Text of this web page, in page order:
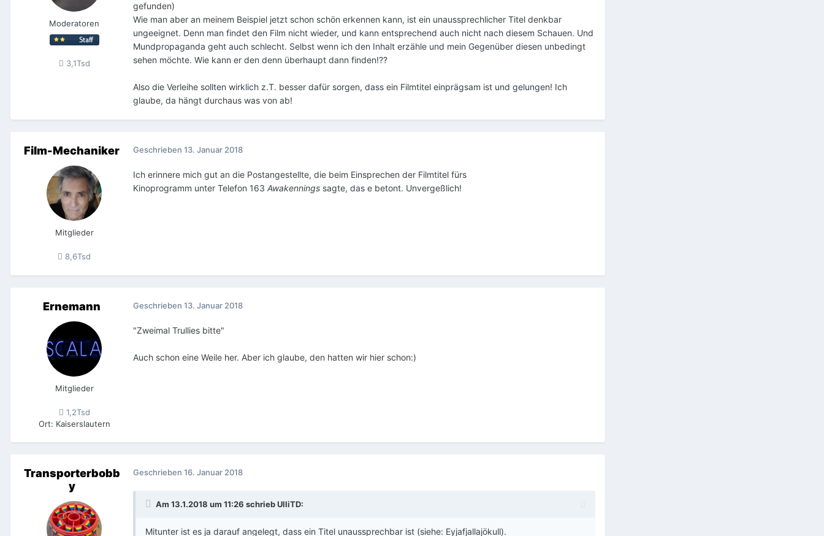
Moderatoren
3,1Tsd
gefunden)
Wie man aber an meinem Beispiel jetzt schon schön erkennen kann, ist ein unaussprechlicher Titel denkbar
ungeeignet. Denn man findet den Film nicht wieder, und kann entsprechend auch nicht nach diesem Schauen. Und
Mundpropaganda geht auch schlecht. Selbst wenn ich den Inhalt erzähle und mein Gegenüber diesen unbedingt
sehen möchte. Wie kann er den denn überhaupt dann finden!??
Also die Verleihe sollten wirklich z.T. besser dafür sorgen, dass ein Filmtitel einprägsam ist und gelungen! Ich
glaube, da hängt durchaus was von ab!
Film-Mechaniker
Mitglieder
8,6Tsd
Geschrieben 13. Januar 2018
Ich erinnere mich gut an die Postangestellte, die beim Einsprechen der Filmtitel fürs
Kinoprogramm unter Telefon 163 Awakennings sagte, das e betont. Unvergeßlich!
Ernemann
Mitglieder
1,2Tsd
Ort: Kaiserslautern
Geschrieben 13. Januar 2018
"Zweimal Trullies bitte"
Auch schon eine Weile her. Aber ich glaube, den hatten wir hier schon:)
Transporterbobb
y
Geschrieben 16. Januar 2018
Am 13.1.2018 um 11:26 schriebUlliTD:
Mitunter ist es ja darauf angelegt, dass ein Titel unaussprechbar ist (siehe: Eyjafjallajökull).